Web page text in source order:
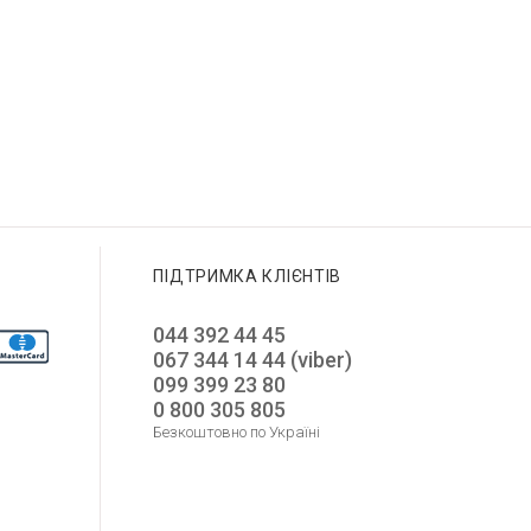
ПІДТРИМКА КЛІЄНТІВ
044 392 44 45
067 344 14 44 (viber)
099 399 23 80
0 800 305 805
Безкоштовно по Україні